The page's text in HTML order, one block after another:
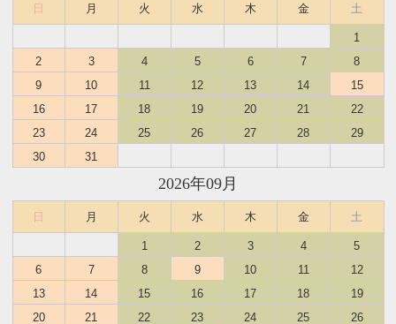
日 月 火 水 木 金 土
1
2
3 4 5 6 7
8
9
10 11 12 13 14
15
16
17 18 19 20 21
22
23
24 25 26 27 28
29
30
31
2026年09月
日 月 火 水 木 金 土
1 2 3 4
5
6
7 8 9 10 11
12
13
14 15 16 17 18
19
20
21 22 23 24 25
26